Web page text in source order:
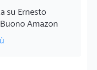
su Ernesto
Amazon